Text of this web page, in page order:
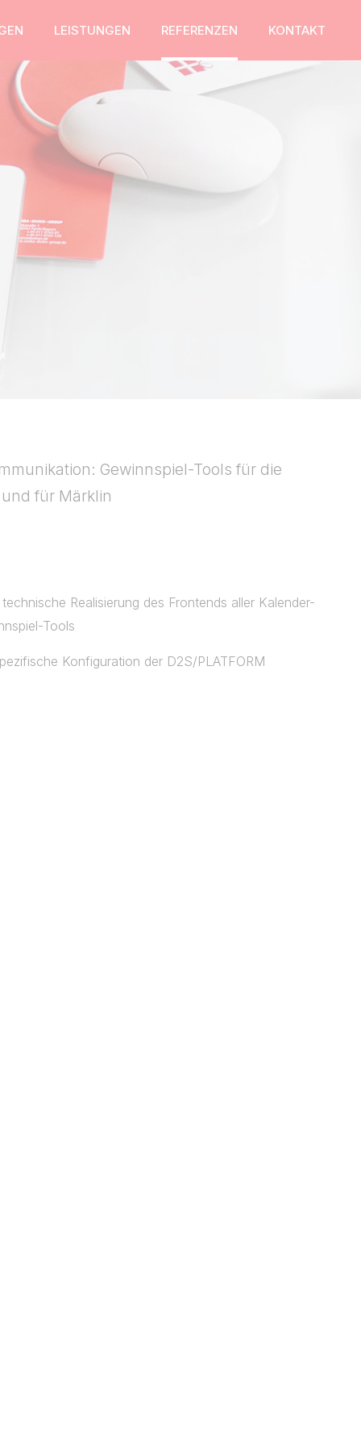
LEISTUNGEN REFERENZEN KONTAKT
Gewinnspiel-Tools für die
und für Märklin
Realisierung des Frontends aller Kalender-
Tools
Konfiguration der D2S/PLATFORM